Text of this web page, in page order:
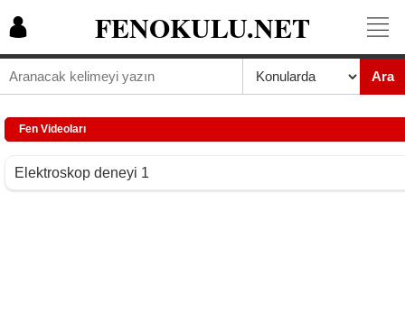
FENOKULU.NET
Ara
Fen Videoları
Elektroskop deneyi 1